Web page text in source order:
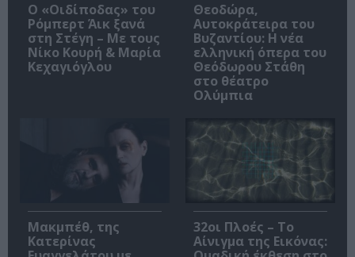
O «Οιδίποδας» του
Ρόμπερτ Άικ ξανά
στη Στέγη – Με τους
Νίκο Κουρή & Μαρία
Κεχαγιόγλου
Θεοδώρα,
Αυτοκράτειρα του
Βυζαντίου: Η νέα
ελληνική όπερα του
Θεόδωρου Στάθη
στο θέατρο
Ολύμπια
Μακμπέθ, της
Κατερίνας
32οι Πλοές – Το
Αίνιγμα της Εικόνας: